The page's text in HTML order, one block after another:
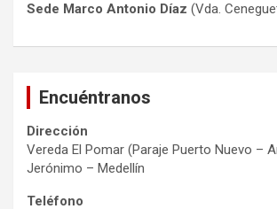
Sede Marco Antonio Díaz (Vda.
Encuéntranos
Dirección
Vereda El Pomar (Paraje Puerto Nuevo –
Jerónimo – Medellín
Teléfono